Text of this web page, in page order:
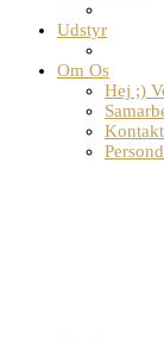
Udstyr
Om Os
Hej ;)